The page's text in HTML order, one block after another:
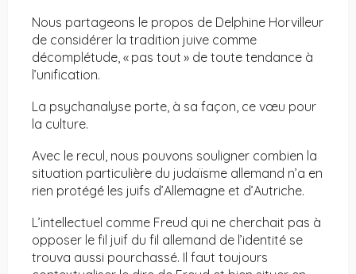
Nous partageons le propos de Delphine Horvilleur
de considérer la tradition juive comme
décomplétude, « pas tout » de toute tendance à
l’unification.
La psychanalyse porte, à sa façon, ce vœu pour
la culture.
Avec le recul, nous pouvons souligner combien la
situation particulière du judaïsme allemand n’a en
rien protégé les juifs d’Allemagne et d’Autriche.
L’intellectuel comme Freud qui ne cherchait pas à
opposer le fil juif du fil allemand de l’identité se
trouva aussi pourchassé. Il faut toujours